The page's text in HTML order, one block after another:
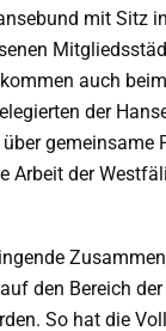
mit Sitz
auch
der
gemeinsame
Arbeit der
den Bereich
So hat die